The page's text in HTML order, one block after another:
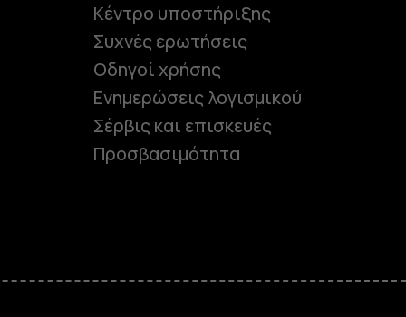
Κέντρο υποστήριξης
Συχνές ερωτήσεις
Οδηγοί χρήσης
Ενημερώσεις λογισμικού
Σέρβις και επισκευές
Προσβασιμότητα